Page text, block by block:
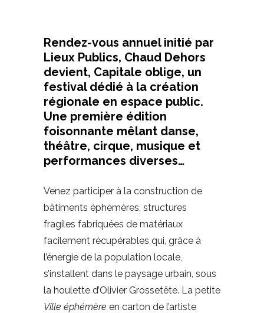
Rendez-vous annuel initié par
Lieux Publics, Chaud Dehors
devient, Capitale oblige, un
festival dédié à la création
régionale en espace public.
Une première édition
foisonnante mêlant danse,
théâtre, cirque, musique et
performances diverses…
Venez participer à la construction de
bâtiments éphémères, structures
fragiles fabriquées de matériaux
facilement récupérables qui, grâce à
l’énergie de la population locale,
s’installent dans le paysage urbain, sous
la houlette d’Olivier Grossetête. La petite
Ville éphémère en carton de l’artiste